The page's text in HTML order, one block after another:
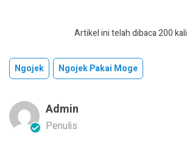
Artikel ini telah dibaca 200 kali
Ngojek Ngojek Pakai Moge
Admin
Penulis